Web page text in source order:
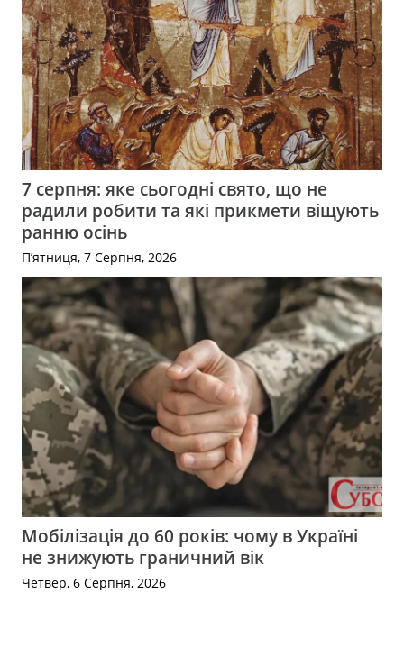
7 серпня: яке сьогодні свято, що не
радили робити та які прикмети віщують
ранню осінь
П’ятниця, 7 Серпня, 2026
Мобілізація до 60 років: чому в Україні
не знижують граничний вік
Четвер, 6 Серпня, 2026